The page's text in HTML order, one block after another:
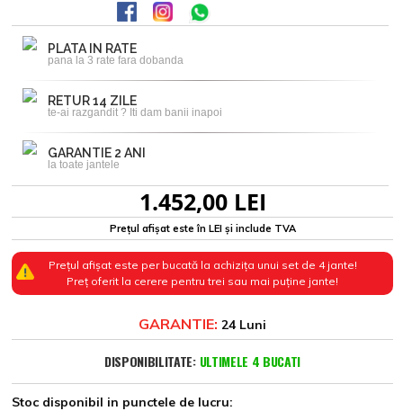
PLATA IN RATE
pana la 3 rate fara dobanda
RETUR 14 ZILE
te-ai razgandit ? Iti dam banii inapoi
GARANTIE 2 ANI
la toate jantele
1.452,00 LEI
Prețul afișat este în LEI și include TVA
Prețul afișat este per bucată la achizița unui set de 4 jante!
Preț oferit la cerere pentru trei sau mai puține jante!
GARANTIE: 24 Luni
DISPONIBILITATE: ULTIMELE 4 BUCATI
Stoc disponibil in punctele de lucru: